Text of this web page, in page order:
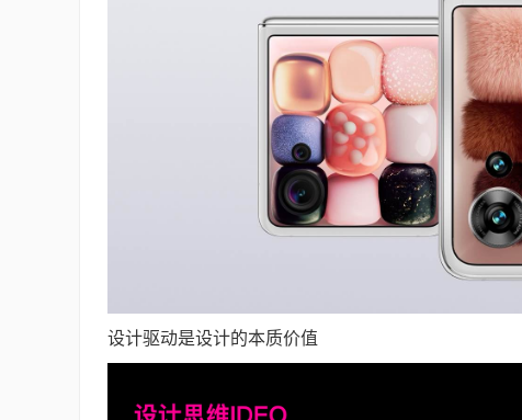
设计驱动是设计的本质价值